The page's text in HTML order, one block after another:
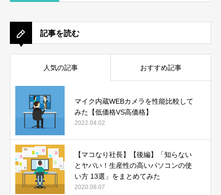
記事を読む
人気の記事 おすすめ記事
マイク内蔵WEBカメラを性能比較して
みた【低価格VS高価格】
2022.04.02
【マコなり社長】【後編】「知らない
とヤバい！生産性の高いパソコンの使
い方 13選」をまとめてみた
2020.08.07